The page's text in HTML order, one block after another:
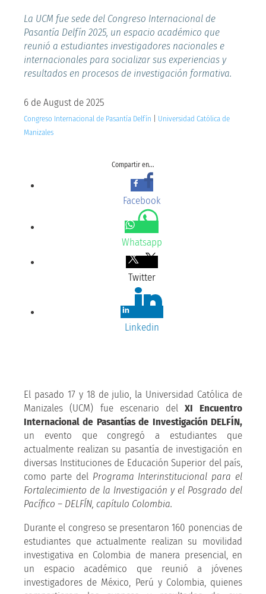
La UCM fue sede del Congreso Internacional de
Pasantía Delfín 2025, un espacio académico que
reunió a estudiantes investigadores nacionales e
internacionales para socializar sus experiencias y
resultados en procesos de investigación formativa.
6 de August de 2025
Congreso Internacional de Pasantía Delfín
Universidad Católica de
Manizales
Compartir en...
Facebook
Whatsapp
Twitter
Linkedin
El pasado 17 y 18 de julio, la Universidad Católica de
Manizales (UCM) fue escenario del XI Encuentro
Internacional de Pasantías de Investigación DELFÍN,
un evento que congregó a estudiantes que
actualmente realizan su pasantía de investigación en
diversas Instituciones de Educación Superior del país,
como parte delPrograma Interinstitucional para el
Fortalecimiento de la Investigación y el Posgrado del
Pacífico – DELFÍN, capítulo Colombia.
Durante el congreso se presentaron 160 ponencias de
estudiantes que actualmente realizan su movilidad
investigativa en Colombia de manera presencial, en
un espacio académico que reunió a jóvenes
investigadores de México, Perú y Colombia, quienes